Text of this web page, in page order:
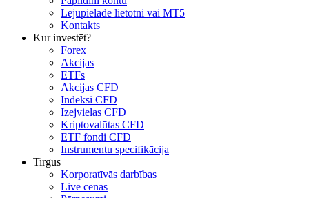
Lejupielādē lietotni vai MT5
Kontakts
Kur investēt?
Forex
Akcijas
ETFs
Akcijas CFD
Indeksi CFD
Izejvielas CFD
Kriptovalūtas CFD
ETF fondi CFD
Instrumentu specifikācija
Tirgus
Korporatīvās darbības
Live cenas